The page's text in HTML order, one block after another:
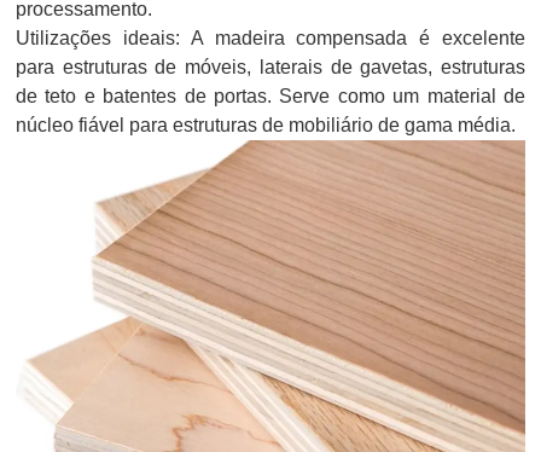
processamento.
Utilizações ideais: A madeira compensada é excelente
para estruturas de móveis, laterais de gavetas, estruturas
de teto e batentes de portas. Serve como um material de
núcleo fiável para estruturas de mobiliário de gama média.